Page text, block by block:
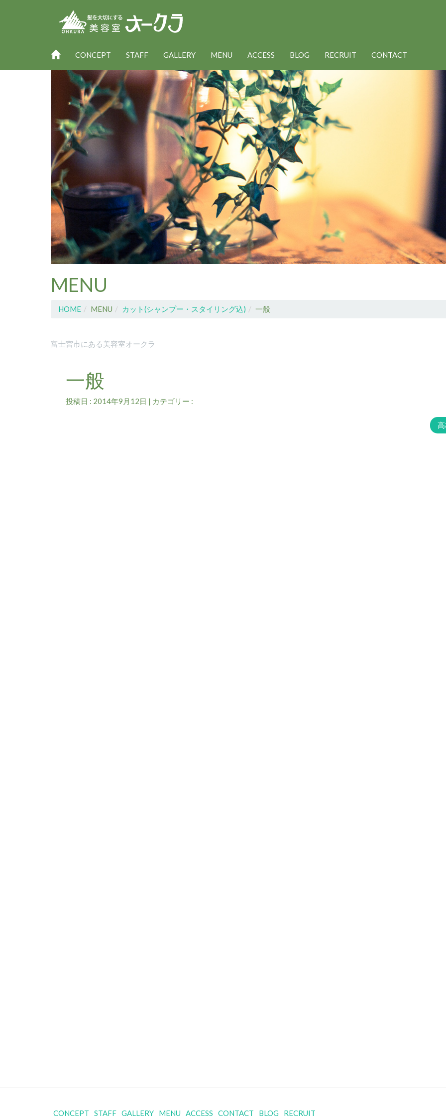
CONCEPT STAFF GALLERY MENU ACCESS BLOG RECRUIT CONTACT
MENU
HOME MENU カット(シャンプー・スタイリング込) 一般
富士宮市にある美容室オークラ
一般
投稿日 : 2014年9月12日 | カテゴリー :
CONCEPT STAFF GALLERY MENU ACCESS CONTACT BLOG RECRUIT